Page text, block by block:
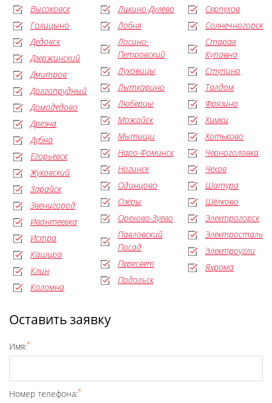
Высоковск
Голицыно
Дедовск
Дзержинский
Дмитров
Долгопрудный
Домодедово
Дрезна
Дубна
Егорьевск
Жуковский
Зарайск
Звенигород
Ивантеевка
Истра
Кашира
Клин
Коломна
Ликино-Дулёво
Лобня
Лосино-
Петровский
Луховицы
Лыткарино
Люберцы
Можайск
Мытищи
Наро-Фоминск
Ногинск
Одинцово
Озёры
Орехово-Зуево
Павловский
Посад
Пересвет
Подольск
Серпухов
Солнечногорск
Старая
Купавна
Ступино
Талдом
Фрязино
Химки
Хотьково
Черноголовка
Чехов
Шатура
Щёлково
Электрогорск
Электросталь
Электроугли
Яхрома
Оставить заявку
Имя:*
Номер телефона:*